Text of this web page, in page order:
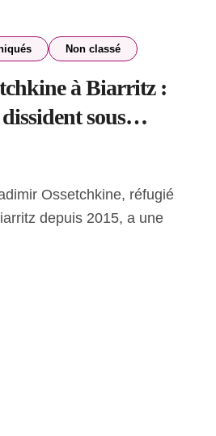
Non classé
à Biarritz :
sous
depuis 2015, a une